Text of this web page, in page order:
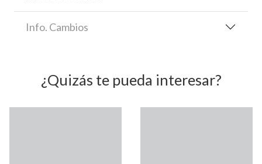
Info. Cambios
¿Quizás te pueda interesar?